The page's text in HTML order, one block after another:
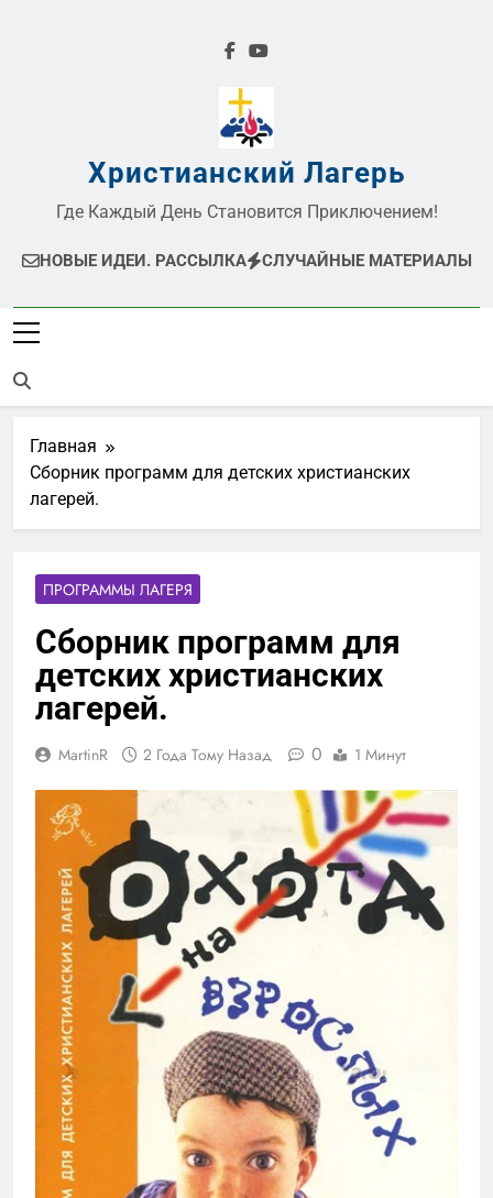
Христианский Лагерь
Где Каждый День Становится Приключением!
НОВЫЕ ИДЕИ. РАССЫЛКА СЛУЧАЙНЫЕ МАТЕРИАЛЫ
Главная
Сборник программ для детских христианских
лагерей.
ПРОГРАММЫ ЛАГЕРЯ
Сборник программ для
детских христианских
лагерей.
MartinR 2 Года Тому Назад 0 1 Минут